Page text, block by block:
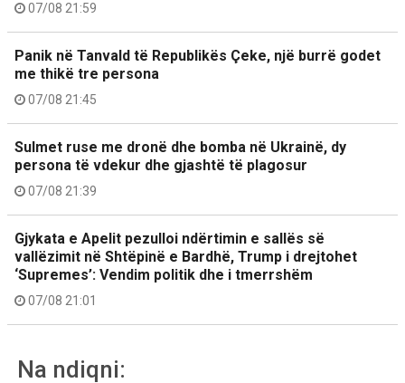
07/08 21:59
Panik në Tanvald të Republikës Çeke, një burrë godet
me thikë tre persona
07/08 21:45
Sulmet ruse me dronë dhe bomba në Ukrainë, dy
persona të vdekur dhe gjashtë të plagosur
07/08 21:39
Gjykata e Apelit pezulloi ndërtimin e sallës së
vallëzimit në Shtëpinë e Bardhë, Trump i drejtohet
‘Supremes’: Vendim politik dhe i tmerrshëm
07/08 21:01
Na ndiqni: